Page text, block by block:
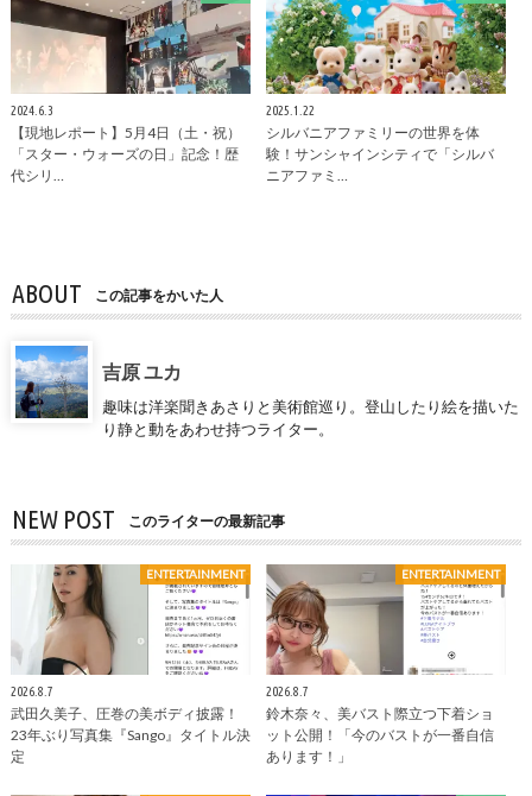
2024.6.3
【現地レポート】5月4日（土・祝）
「スター・ウォーズの日」記念！歴
代シリ…
2025.1.22
シルバニアファミリーの世界を体
験！サンシャインシティで「シルバ
ニアファミ…
ABOUT この記事をかいた人
吉原 ユカ
趣味は洋楽聞きあさりと美術館巡り。登山したり絵を描いた
り静と動をあわせ持つライター。
NEW POST このライターの最新記事
ENTERTAINMENT
2026.8.7
武田久美子、圧巻の美ボディ披露！
23年ぶり写真集『Sango』タイトル決
定
ENTERTAINMENT
2026.8.7
鈴木奈々、美バスト際立つ下着ショ
ット公開！「今のバストが一番自信
あります！」